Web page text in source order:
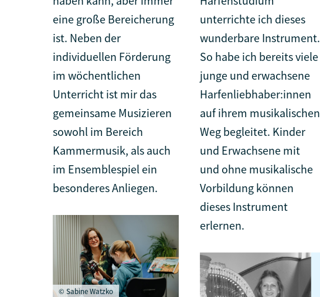
eine große Bereicherung
ist. Neben der
individuellen Förderung
im wöchentlichen
Unterricht ist mir das
gemeinsame Musizieren
sowohl im Bereich
Kammermusik, als auch
im Ensemblespiel ein
besonderes Anliegen.
© Sabine Watzko
unterrichte ich dieses
wunderbare Instrument.
So habe ich bereits viele
junge und erwachsene
Harfenliebhaber:innen
auf ihrem musikalischen
Weg begleitet. Kinder
und Erwachsene mit
und ohne musikalische
Vorbildung können
dieses Instrument
erlernen.